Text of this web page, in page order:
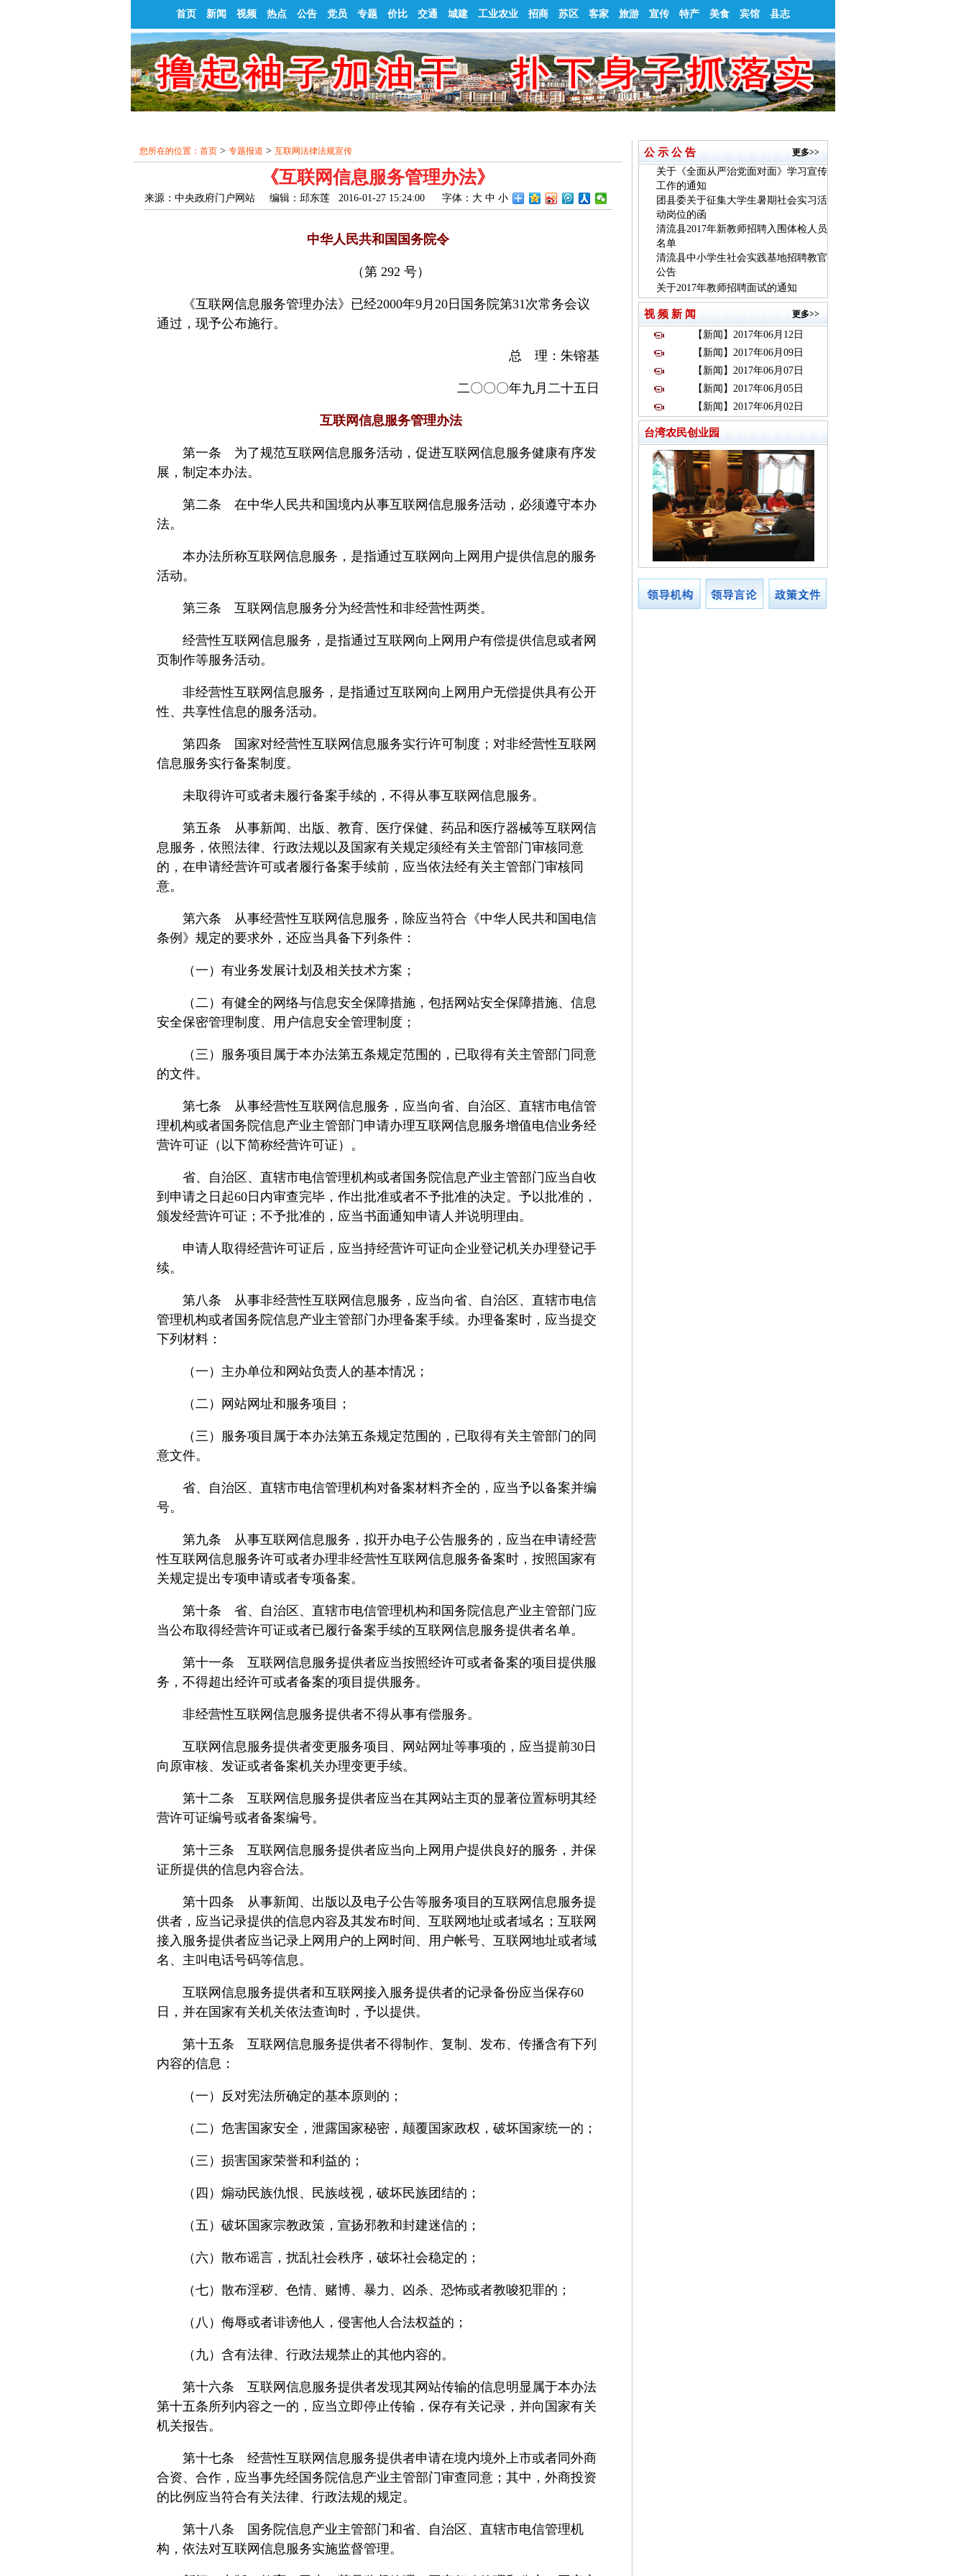
首页 新闻 视频 热点 公告 党员 专题 价比 交通 城建 工业农业 招商 苏区 客家 旅游 宣传 特产 美食 宾馆 县志
您所在的位置： 首页> 专题报道 > 互联网法律法规宣传
《互联网信息服务管理办法》
来源：中央政府门户网站 编辑：邱东莲 2016-01-27 15:24:00 字体： 大 中 小
中华人民共和国国务院令
（第 292 号）
《互联网信息服务管理办法》已经2000年9月20日国务院第31次常务会议
通过，现予公布施行。
总 理：朱镕基
二〇〇〇年九月二十五日
互联网信息服务管理办法
第一条 为了规范互联网信息服务活动，促进互联网信息服务健康有序发
展，制定本办法。
第二条 在中华人民共和国境内从事互联网信息服务活动，必须遵守本办
法。
本办法所称互联网信息服务，是指通过互联网向上网用户提供信息的服务
活动。
第三条 互联网信息服务分为经营性和非经营性两类。
经营性互联网信息服务，是指通过互联网向上网用户有偿提供信息或者网
页制作等服务活动。
非经营性互联网信息服务，是指通过互联网向上网用户无偿提供具有公开
性、共享性信息的服务活动。
第四条 国家对经营性互联网信息服务实行许可制度；对非经营性互联网
信息服务实行备案制度。
未取得许可或者未履行备案手续的，不得从事互联网信息服务。
第五条 从事新闻、出版、教育、医疗保健、药品和医疗器械等互联网信
息服务，依照法律、行政法规以及国家有关规定须经有关主管部门审核同意
的，在申请经营许可或者履行备案手续前，应当依法经有关主管部门审核同
意。
第六条 从事经营性互联网信息服务，除应当符合《中华人民共和国电信
条例》规定的要求外，还应当具备下列条件：
（一）有业务发展计划及相关技术方案；
（二）有健全的网络与信息安全保障措施，包括网站安全保障措施、信息
安全保密管理制度、用户信息安全管理制度；
（三）服务项目属于本办法第五条规定范围的，已取得有关主管部门同意
的文件。
第七条 从事经营性互联网信息服务，应当向省、自治区、直辖市电信管
理机构或者国务院信息产业主管部门申请办理互联网信息服务增值电信业务经
营许可证（以下简称经营许可证）。
省、自治区、直辖市电信管理机构或者国务院信息产业主管部门应当自收
到申请之日起60日内审查完毕，作出批准或者不予批准的决定。予以批准的，
颁发经营许可证；不予批准的，应当书面通知申请人并说明理由。
申请人取得经营许可证后，应当持经营许可证向企业登记机关办理登记手
续。
第八条 从事非经营性互联网信息服务，应当向省、自治区、直辖市电信
管理机构或者国务院信息产业主管部门办理备案手续。办理备案时，应当提交
下列材料：
（一）主办单位和网站负责人的基本情况；
（二）网站网址和服务项目；
（三）服务项目属于本办法第五条规定范围的，已取得有关主管部门的同
意文件。
省、自治区、直辖市电信管理机构对备案材料齐全的，应当予以备案并编
号。
第九条 从事互联网信息服务，拟开办电子公告服务的，应当在申请经营
性互联网信息服务许可或者办理非经营性互联网信息服务备案时，按照国家有
关规定提出专项申请或者专项备案。
第十条 省、自治区、直辖市电信管理机构和国务院信息产业主管部门应
当公布取得经营许可证或者已履行备案手续的互联网信息服务提供者名单。
第十一条 互联网信息服务提供者应当按照经许可或者备案的项目提供服
务，不得超出经许可或者备案的项目提供服务。
非经营性互联网信息服务提供者不得从事有偿服务。
互联网信息服务提供者变更服务项目、网站网址等事项的，应当提前30日
向原审核、发证或者备案机关办理变更手续。
第十二条 互联网信息服务提供者应当在其网站主页的显著位置标明其经
营许可证编号或者备案编号。
第十三条 互联网信息服务提供者应当向上网用户提供良好的服务，并保
证所提供的信息内容合法。
第十四条 从事新闻、出版以及电子公告等服务项目的互联网信息服务提
供者，应当记录提供的信息内容及其发布时间、互联网地址或者域名；互联网
接入服务提供者应当记录上网用户的上网时间、用户帐号、互联网地址或者域
名、主叫电话号码等信息。
互联网信息服务提供者和互联网接入服务提供者的记录备份应当保存60
日，并在国家有关机关依法查询时，予以提供。
第十五条 互联网信息服务提供者不得制作、复制、发布、传播含有下列
内容的信息：
（一）反对宪法所确定的基本原则的；
（二）危害国家安全，泄露国家秘密，颠覆国家政权，破坏国家统一的；
（三）损害国家荣誉和利益的；
（四）煽动民族仇恨、民族歧视，破坏民族团结的；
（五）破坏国家宗教政策，宣扬邪教和封建迷信的；
（六）散布谣言，扰乱社会秩序，破坏社会稳定的；
（七）散布淫秽、色情、赌博、暴力、凶杀、恐怖或者教唆犯罪的；
（八）侮辱或者诽谤他人，侵害他人合法权益的；
（九）含有法律、行政法规禁止的其他内容的。
第十六条 互联网信息服务提供者发现其网站传输的信息明显属于本办法
第十五条所列内容之一的，应当立即停止传输，保存有关记录，并向国家有关
机关报告。
第十七条 经营性互联网信息服务提供者申请在境内境外上市或者同外商
合资、合作，应当事先经国务院信息产业主管部门审查同意；其中，外商投资
的比例应当符合有关法律、行政法规的规定。
第十八条 国务院信息产业主管部门和省、自治区、直辖市电信管理机
构，依法对互联网信息服务实施监督管理。
公 示 公 告 更多>>
关于《全面从严治党面对面》学习宣传
工作的通知
团县委关于征集大学生暑期社会实习活
动岗位的函
清流县2017年新教师招聘入围体检人员
名单
清流县中小学生社会实践基地招聘教官
公告
关于2017年教师招聘面试的通知
视 频 新 闻 更多>>
【新闻】2017年06月12日
【新闻】2017年06月09日
【新闻】2017年06月07日
【新闻】2017年06月05日
【新闻】2017年06月02日
台湾农民创业园